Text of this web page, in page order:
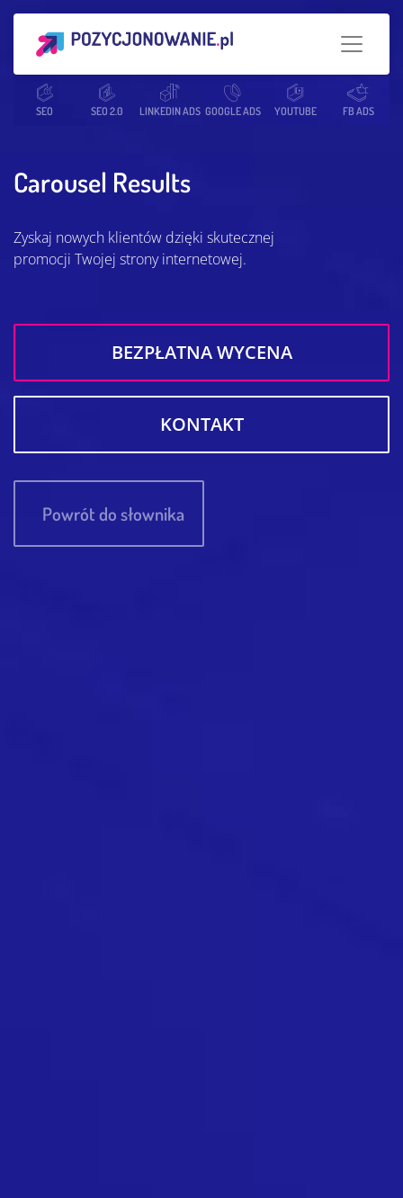
SEO SEO 2.0 LINKEDIN ADS GOOGLE ADS YOUTUBE FB ADS
Strona główna Słowniczek SEO Carousel Results
Carousel Results
Zyskaj nowych klientów dzięki skutecznej
promocji Twojej strony internetowej.
BEZPŁATNA WYCENA
KONTAKT
Powrót do słownika